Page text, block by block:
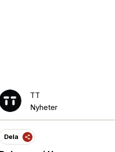
TT
Nyheter
Dela